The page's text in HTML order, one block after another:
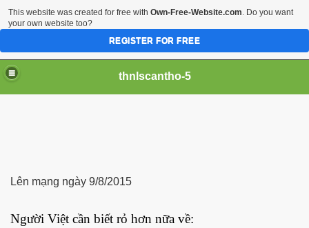
thnlscantho-5
Lên mạng ngày 9/8/2015
Người Việt cần biết rỏ hơn nữa về:
sư
This website was created for free with Own-Free-Website.com. Do you want
your own website too?
REGISTER FOR FREE